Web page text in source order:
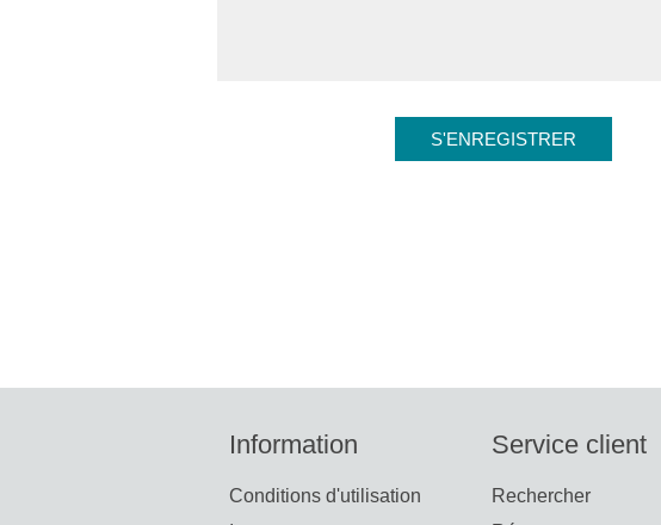
Information
Conditions d'utilisation
Service client
Rechercher